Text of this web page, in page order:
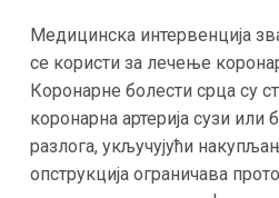
Медицинска интервенција
се користи за лечење
Коронарне болести срца су
коронарна артерија сузи или
разлога, укључујући
опструкција ограничава